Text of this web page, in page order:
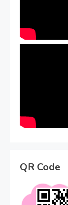
QR Code